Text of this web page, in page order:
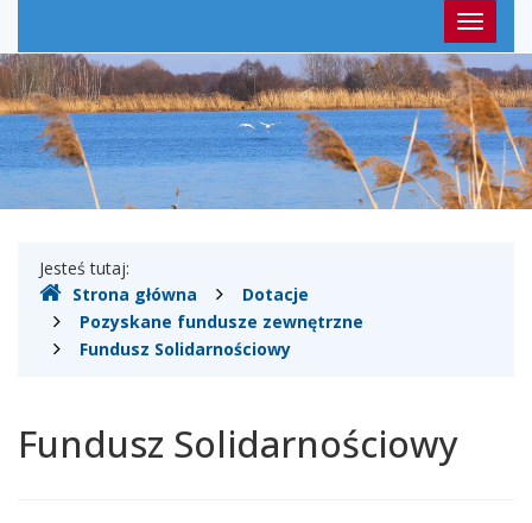
główne
Gdzie
jesteśmy
Jesteś tutaj:
Strona główna
Dotacje
Pozyskane fundusze zewnętrzne
Fundusz Solidarnościowy
Fundusz Solidarnościowy